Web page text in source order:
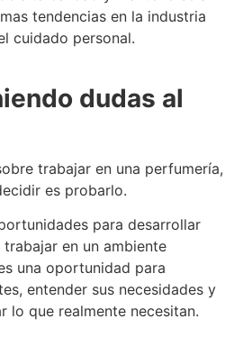
tendencias en la industria
cuidado personal.
dudas al
trabajar en una perfumería,
es probarlo.
para desarrollar
en un ambiente
una oportunidad para
entender sus necesidades y
lo que realmente necesitan.